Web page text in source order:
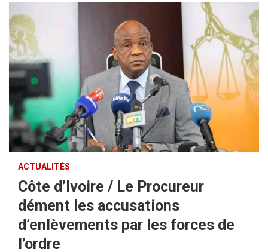
ACTUALITÉS
Côte d’Ivoire / Le Procureur
dément les accusations
d’enlèvements par les forces de
l’ordre